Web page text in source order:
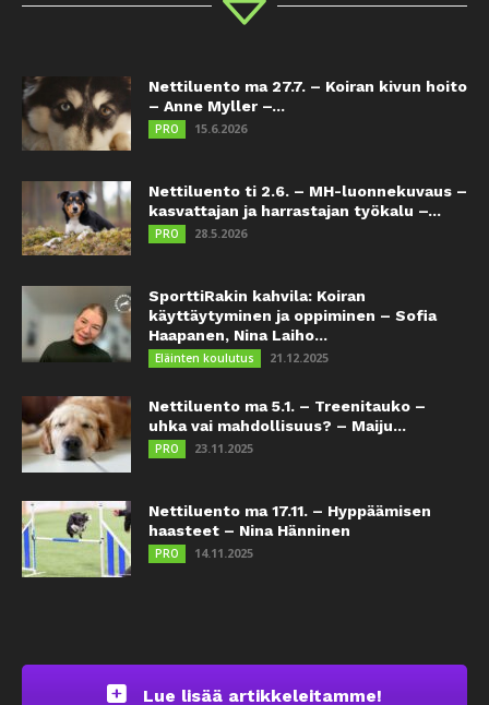
Nettiluento ma 27.7. – Koiran kivun hoito
– Anne Myller –...
PRO 15.6.2026
Nettiluento ti 2.6. – MH-luonnekuvaus –
kasvattajan ja harrastajan työkalu –...
PRO 28.5.2026
SporttiRakin kahvila: Koiran
käyttäytyminen ja oppiminen – Sofia
Haapanen, Nina Laiho...
Eläinten koulutus 21.12.2025
Nettiluento ma 5.1. – Treenitauko –
uhka vai mahdollisuus? – Maiju...
PRO 23.11.2025
Nettiluento ma 17.11. – Hyppäämisen
haasteet – Nina Hänninen
PRO 14.11.2025
Lue lisää artikkeleitamme!